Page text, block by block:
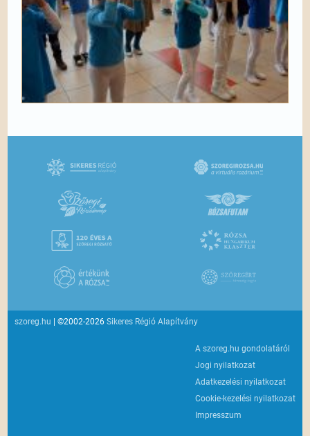
szoreg.hu | ©2002-2026Sikeres Régió Alapítvány
A szoreg.hu gondolatáról
Jogi nyilatkozat
Adatkezelési nyilatkozat
Cookie-kezelési nyilatkozat
Impresszum